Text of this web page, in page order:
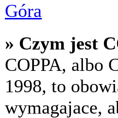
Góra
» Czym jest
COPPA, albo
1998, to
wymagajace,